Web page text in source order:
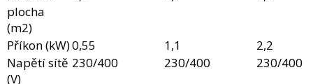
plocha
(m2)
Příkon (kW)0,55 1,1
2,2
Napětí sítě
(V)
230/400 230/400 230/400